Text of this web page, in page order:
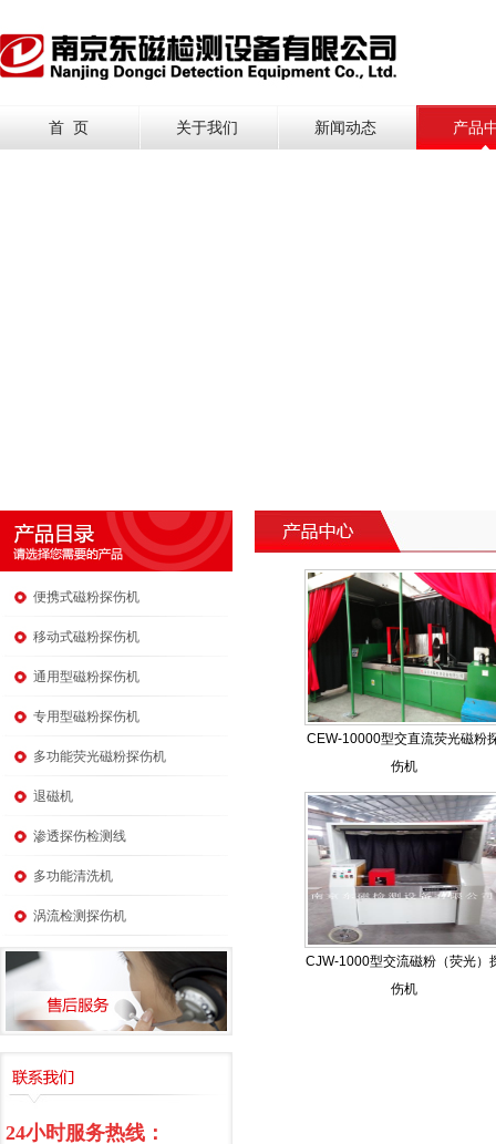
首 页 关于我们 新闻动态 产品
便携式磁粉探伤机
移动式磁粉探伤机
通用型磁粉探伤机
专用型磁粉探伤机
多功能荧光磁粉探伤机
退磁机
渗透探伤检测线
多功能清洗机
涡流检测探伤机
24小时服务热线：
CEW-10000型交直流荧光磁粉
伤机
CJW-1000型交流磁粉（荧光）
伤机